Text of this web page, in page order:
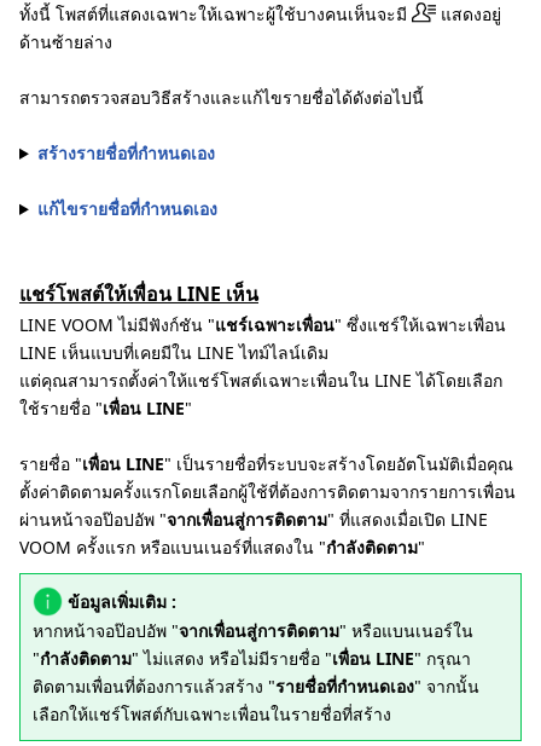
ทั้งนี้ โพสต์ที่แสดงเฉพาะให้เฉพาะผู้ใช้บางคนเห็นจะมี
แสดงอยู่
ด้านซ้ายล่าง
สามารถตรวจสอบวิธีสร้างและแก้ไขรายชื่อได้ดังต่อไปนี้
สร้างรายชื่อที่กำหนดเอง
แก้ไขรายชื่อที่กำหนดเอง
แชร์โพสต์ให้เพื่อน LINE เห็น
LINE VOOM ไม่มีฟังก์ชัน "แชร์เฉพาะเพื่อน" ซึ่งแชร์ให้เฉพาะเพื่อน
LINE เห็นแบบที่เคยมีใน LINE ไทม์ไลน์เดิม
แต่คุณสามารถตั้งค่าให้แชร์โพสต์เฉพาะเพื่อนใน LINE ได้โดยเลือก
ใช้รายชื่อ "เพื่อน LINE"
รายชื่อ "เพื่อน LINE" เป็นรายชื่อที่ระบบจะสร้างโดยอัตโนมัติเมื่อคุณ
ตั้งค่าติดตามครั้งแรกโดยเลือกผู้ใช้ที่ต้องการติดตามจากรายการเพื่อน
ผ่านหน้าจอป๊อปอัพ "จากเพื่อนสู่การติดตาม" ที่แสดงเมื่อเปิด LINE
VOOM ครั้งแรก หรือแบนเนอร์ที่แสดงใน "กำลังติดตาม"
ข้อมูลเพิ่มเติม :
หากหน้าจอป๊อปอัพ "จากเพื่อนสู่การติดตาม" หรือแบนเนอร์ใน
"กำลังติดตาม" ไม่แสดง หรือไม่มีรายชื่อ "เพื่อน LINE" กรุณา
ติดตามเพื่อนที่ต้องการแล้วสร้าง "รายชื่อที่กำหนดเอง" จากนั้น
เลือกให้แชร์โพสต์กับเฉพาะเพื่อนในรายชื่อที่สร้าง